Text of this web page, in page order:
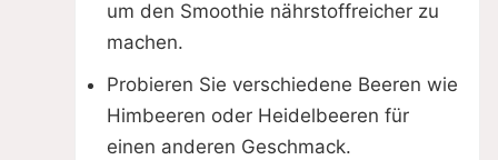
um den Smoothie nährstoffreicher zu
machen.
Probieren Sie verschiedene Beeren wie
Himbeeren oder Heidelbeeren für
einen anderen Geschmack.